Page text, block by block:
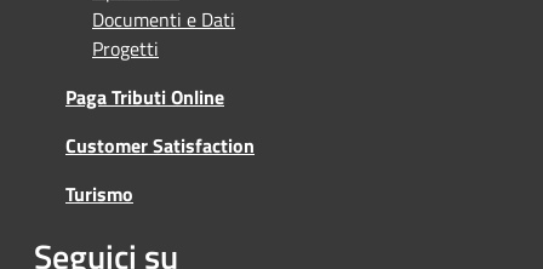
Documenti e Dati
Progetti
Paga Tributi Online
Customer Satisfaction
Turismo
Seguici su